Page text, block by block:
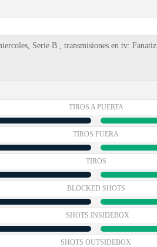
Serie B , transmisiones en tv: Fanatiz
TIROS A PUERTA
TIROS FUERA
TIROS
BLOCKED SHOTS
SHOTS INSIDEBOX
SHOTS OUTSIDEBOX